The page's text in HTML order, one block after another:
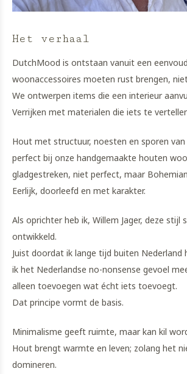
Het verhaal
DutchMood is ontstaan vanuit een
woonaccessoires moeten rust brengen,
We ontwerpen items die een interieur
Verrijken met materialen die iets te
Hout met structuur, noesten en sporen
perfect bij onze handgemaakte houten
gladgestreken, niet perfect, maar Bohemian
Eerlijk, doorleefd en met karakter.
Als oprichter heb ik, Willem Jager, deze stijl
ontwikkeld.
Juist doordat ik lange tijd buiten Nederland
ik het Nederlandse no-nonsense gevoel
alleen toevoegen wat écht iets toevoegt.
Dat principe vormt de basis.
Minimalisme geeft ruimte, maar kan kil
Hout brengt warmte en leven; zolang het
domineren.